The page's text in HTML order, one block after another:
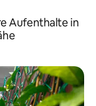
Aufenthalte in